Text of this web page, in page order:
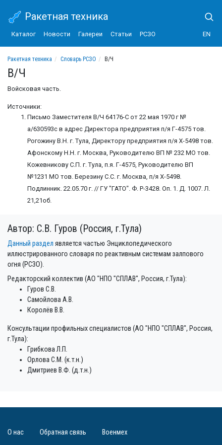
Ракетная техника
Каталог Новости Галереи Статьи РСЗО EN
Ракетная техника Словарь РСЗО В/Ч
В/Ч
Войсковая часть.
Источники:
Письмо Заместителя В/Ч 64176-С от 22 мая 1970 г №
а/630593с в адрес Директора предприятия п/я Г-4575 тов.
Рогожину В.Н. г. Тула, Директору предприятия п/я Х-5498 тов.
Афонскому Н.Н. г. Москва, Руководителю ВП № 232 МО тов.
Кожевникову С.П. г. Тула, п.я. Г-4575, Руководителю ВП
№1231 МО тов. Березину С.С. г. Москва, п/я Х-5498.
Подлинник. 22.05.70 г. // ГУ "ГАТО". Ф. Р-3428. Оп. 1. Д. 1007. Л.
21,21об.
Автор: С.В. Гуров (Россия, г.Тула)
Данный раздел является частью Энциклопедического
иллюстрированного словаря по реактивным системам залпового
огня (РСЗО).
Редакторский коллектив (АО "НПО "СПЛАВ", Россия, г.Тула):
Гуров С.В.
Самойлова А.В.
Королёв В.В.
Консультации профильных специалистов (АО "НПО "СПЛАВ", Россия,
г.Тула):
Грибкова Л.П.
Орлова С.М. (к.т.н.)
Дмитриев В.Ф. (д.т.н.)
О нас Обратная связь Военмех